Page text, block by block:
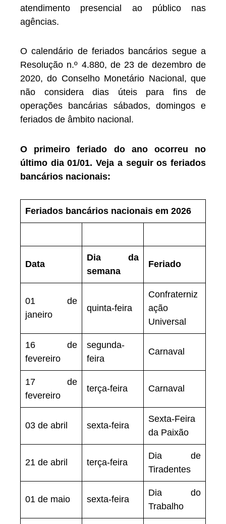
atendimento presencial ao público nas
agências.
O calendário de feriados bancários segue a
Resolução n.º 4.880, de 23 de dezembro de
2020, do Conselho Monetário Nacional, que
não considera dias úteis para fins de
operações bancárias sábados, domingos e
feriados de âmbito nacional.
O primeiro feriado do ano ocorreu no
último dia 01/01. Veja a seguir os feriados
bancários nacionais:
Feriados bancários nacionais em 2026
Data
Dia da
semana
Feriado
01 de
janeiro
quinta-feira
Confraterniz
ação
Universal
16 de
fevereiro
segunda-
feira
Carnaval
17 de
fevereiro
terça-feira Carnaval
03 de abril sexta-feira
Sexta-Feira
da Paixão
21 de abril terça-feira
Dia de
Tiradentes
01 de maio sexta-feira
Dia do
Trabalho